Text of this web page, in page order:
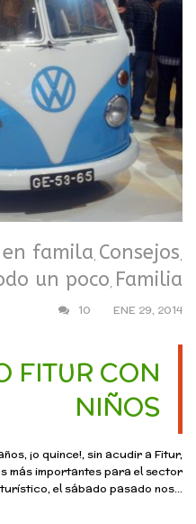
en famila, Consejos,
un poco, Familia
ENE 29, 2014
10
FITUR CON
NIÑOS
¡o quince!, sin acudir a Fitur,
más importantes para el sector
turístico, el sábado pasado nos...